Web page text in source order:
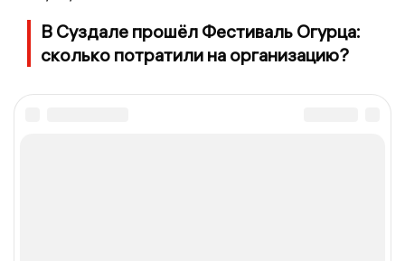
В Суздале прошёл Фестиваль Огурца:
сколько потратили на организацию?